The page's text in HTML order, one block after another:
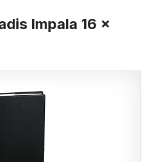
Impala 16 x